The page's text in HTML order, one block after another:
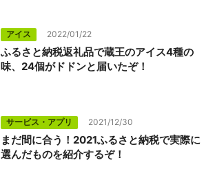
アイス 2022/01/22
ふるさと納税返礼品で蔵王のアイス4種の
味、24個がドドンと届いたぞ！
サービス・アプリ 2021/12/30
まだ間に合う！2021ふるさと納税で実際に
選んだものを紹介するぞ！